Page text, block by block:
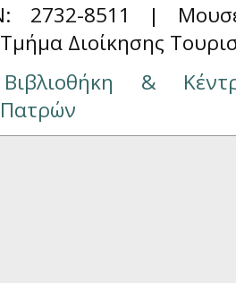
2732-8511 |
Διοίκησης
Βιβλιοθήκη &